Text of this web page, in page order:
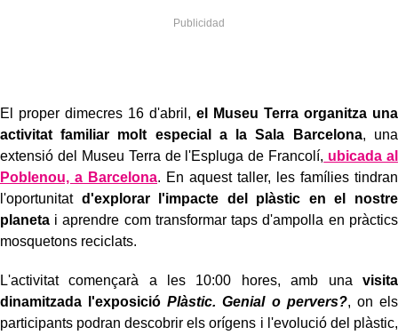
El proper dimecres 16 d'abril, el Museu Terra organitza una
activitat familiar molt especial a la Sala Barcelona, una
extensió del Museu Terra de l'Espluga de Francolí, ubicada al
Poblenou, a Barcelona. En aquest taller, les famílies tindran
l'oportunitat d'explorar l'impacte del plàstic en el nostre
planeta i aprendre com transformar taps d'ampolla en pràctics
mosquetons reciclats.
L'activitat començarà a les 10:00 hores, amb una visita
dinamitzada l'exposició Plàstic. Genial o pervers?, on els
participants podran descobrir els orígens i l'evolució del plàstic,